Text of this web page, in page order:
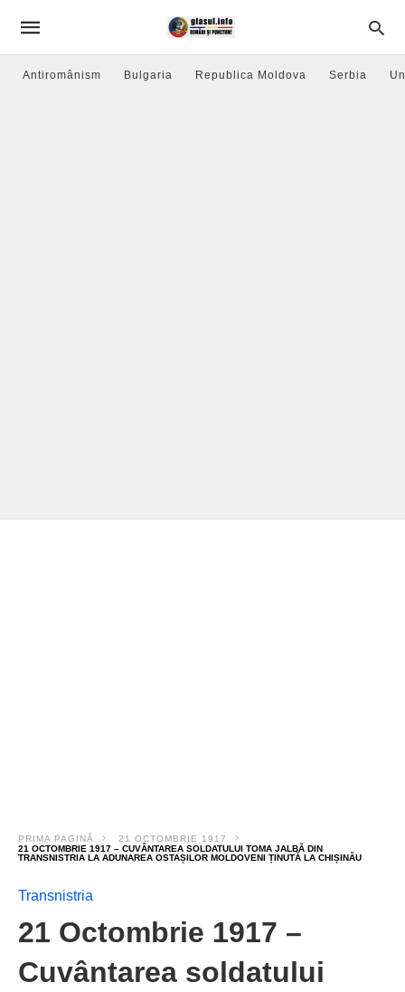
Antiromânism Bulgaria Republica Moldova Serbia
PRIMA PAGINĂ
21 OCTOMBRIE 1917
21 OCTOMBRIE 1917 – CUVÂNTAREA SOLDATULUI TOMA JALBĂ DIN
TRANSNISTRIA LA ADUNAREA OSTAȘILOR MOLDOVENI ȚINUTĂ LA CHIȘINĂU
Transnistria
21 Octombrie 1917 –
Cuvântarea soldatului